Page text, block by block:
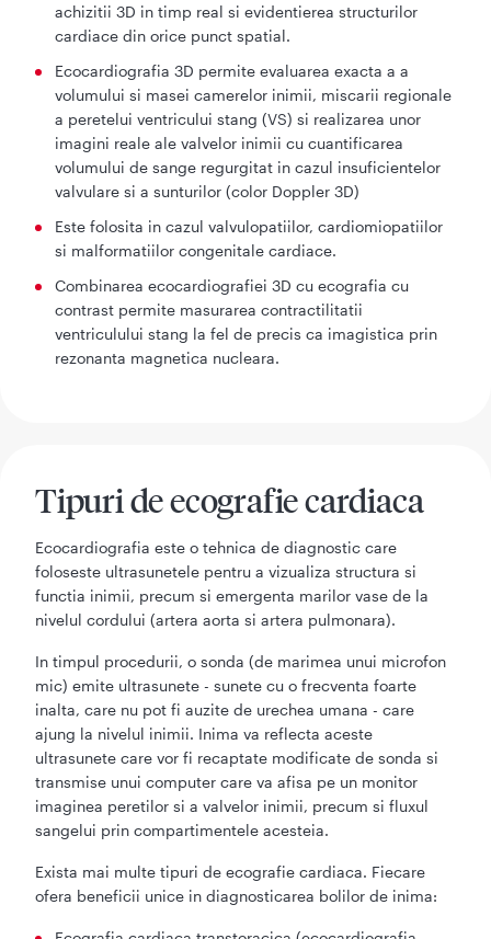
achizitii 3D in timp real si evidentierea structurilor
cardiace din orice punct spatial.
Ecocardiografia 3D permite evaluarea exacta a a
volumului si masei camerelor inimii, miscarii regionale
a peretelui ventricului stang (VS) si realizarea unor
imagini reale ale valvelor inimii cu cuantificarea
volumului de sange regurgitat in cazul insuficientelor
valvulare si a sunturilor (color Doppler 3D)
Este folosita in cazul valvulopatiilor, cardiomiopatiilor
si malformatiilor congenitale cardiace.
Combinarea ecocardiografiei 3D cu ecografia cu
contrast permite masurarea contractilitatii
ventriculului stang la fel de precis ca imagistica prin
rezonanta magnetica nucleara.
Tipuri de ecografie cardiaca
Ecocardiografia este o tehnica de diagnostic care
foloseste ultrasunetele pentru a vizualiza structura si
functia inimii, precum si emergenta marilor vase de la
nivelul cordului (artera aorta si artera pulmonara).
In timpul procedurii, o sonda (de marimea unui microfon
mic) emite ultrasunete - sunete cu o frecventa foarte
inalta, care nu pot fi auzite de urechea umana - care
ajung la nivelul inimii. Inima va reflecta aceste
ultrasunete care vor fi recaptate modificate de sonda si
transmise unui computer care va afisa pe un monitor
imaginea peretilor si a valvelor inimii, precum si fluxul
sangelui prin compartimentele acesteia.
Exista mai multe tipuri de ecografie cardiaca. Fiecare
ofera beneficii unice in diagnosticarea bolilor de inima: